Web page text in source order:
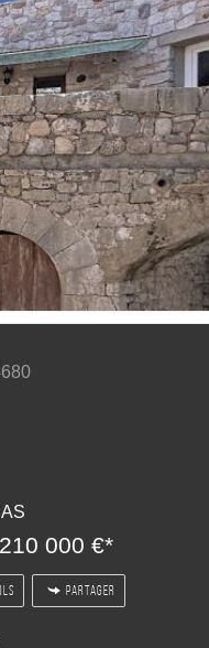
000 €*
PARTAGER